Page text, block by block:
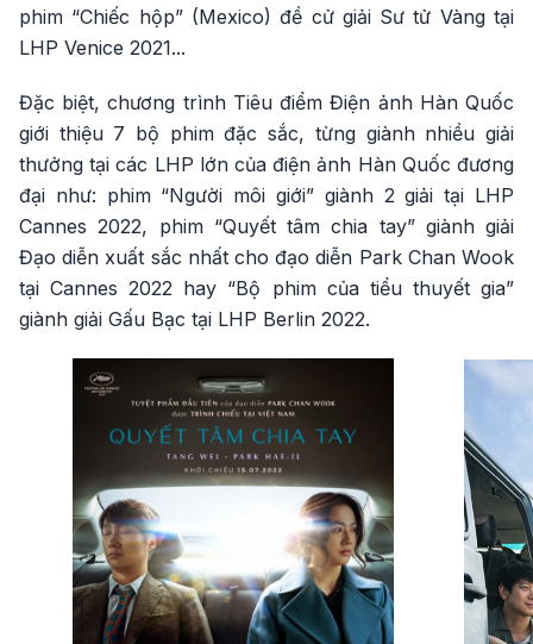
phim “Chiếc hộp” (Mexico) đề cử giải Sư tử Vàng tại
LHP Venice 2021...
Đặc biệt, chương trình Tiêu điểm Điện ảnh Hàn Quốc
giới thiệu 7 bộ phim đặc sắc, từng giành nhiều giải
thưởng tại các LHP lớn của điện ảnh Hàn Quốc đương
đại như: phim “Người môi giới” giành 2 giải tại LHP
Cannes 2022, phim “Quyết tâm chia tay” giành giải
Đạo diễn xuất sắc nhất cho đạo diễn Park Chan Wook
tại Cannes 2022 hay “Bộ phim của tiểu thuyết gia”
giành giải Gấu Bạc tại LHP Berlin 2022.